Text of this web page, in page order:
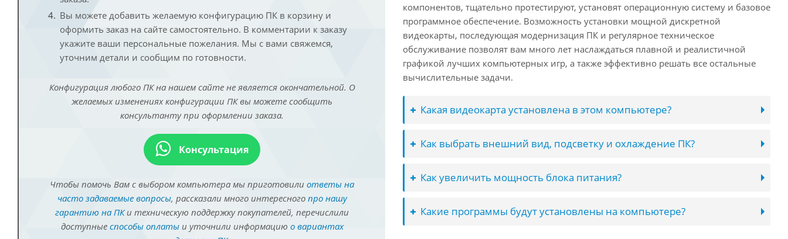
Вы можете добавить желаемую конфигурацию ПК в корзину и
оформить заказ на сайте самостоятельно. В комментарии к заказу
укажите ваши персональные пожелания. Мы с вами свяжемся,
уточним детали и сообщим по готовности.
Конфигурация любого ПК на нашем сайте не является окончательной. О
желаемых изменениях конфигурации ПК вы можете сообщить
консультанту при оформлении заказа.
Консультация
Чтобы помочь Вам с выбором компьютера мы приготовили ответы на
часто задаваемые вопросы, рассказали много интересного про нашу
гарантию на ПКи техническую поддержку покупателей, перечислили
доступные способы оплатыи уточнили информацию о вариантах
компонентов, тщательно протестируют, установят операционную систему и базовое
программное обеспечение. Возможность установки мощной дискретной
видеокарты, последующая модернизация ПК и регулярное техническое
обслуживание позволят вам много лет наслаждаться плавной и реалистичной
графикой лучших компьютерных игр, а также эффективно решать все остальные
вычислительные задачи.
Какая видеокарта установлена в этом компьютере?
Как выбрать внешний вид, подсветку и охлаждение ПК?
Как увеличить мощность блока питания?
Какие программы будут установлены на компьютере?